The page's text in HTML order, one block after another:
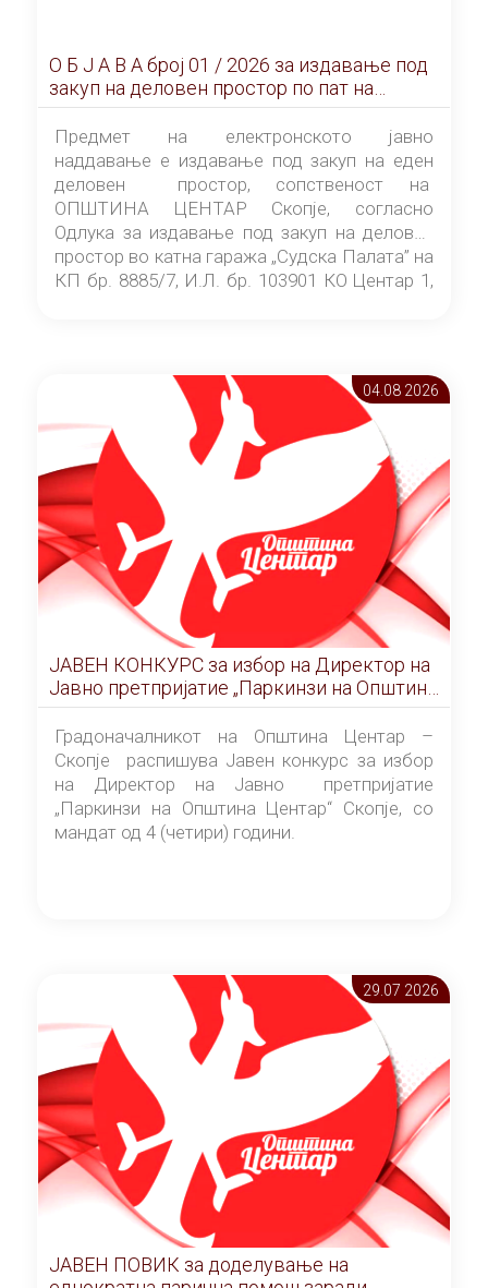
О Б Ј А В А брoj 01 / 2026 за издавање под
закуп на деловен простор по пат на
ЕЛЕКТРОНСКО ЈАВНО НАДДАВАЊЕ
Предмет на електронското јавно
наддавање е издавање под закуп на еден
деловен простор, сопственост на
ОПШТИНА ЦЕНТАР Скопје, согласно
Одлука за издавање под закуп на деловен
простор во катна гаража „Судска Палата” на
КП бр. 8885/7, И.Л. бр. 103901 КО Центар 1,
Скопје” број 9/2026), за времетраење од 3
(три) години од денот на потпишувањето на
Договорот за закуп со најповолниот
понудувач.
04.08 2026
ЈАВЕН КОНКУРС за избор на Директор на
Јавно претпријатие „Паркинзи на Општина
Центар“ – Скопје
Градоначалникот на Општина Центар –
Скопје распишува Јавен конкурс за избор
на Директор на Јавно претпријатие
„Паркинзи на Општина Центар“ Скопје, со
мандат од 4 (четири) години.
29.07 2026
ЈАВЕН ПОВИК за доделување на